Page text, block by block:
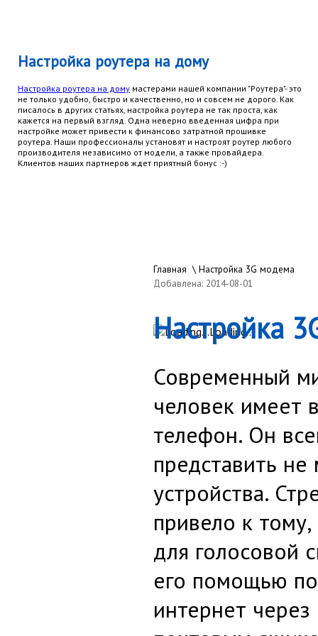
Настройка роутера на дому
Настройка роутера на дому мастерами нашей компании "Роутера"- это
не только удобно, быстро и качественно, но и совсем не дорого. Как
писалось в других статьях, настройка роутера не так проста, как
кажется на первый взгляд. Одна неверно введенная цифра при
настройке может привести к финансово затратной прошивке
роутера. Наши профессионалы установят и настроят роутер любого
производителя независимо от модели, а также провайдера.
Клиентов наших партнеров ждет приятный бонус :-)
Добавлена: 2014-08-01
Loading...
Главная \ Настройка 3G модема
Настройка
Современный
человек имеет
телефон. Он
представить
устройства.
привело к
для голосовой
его помощью
интернет